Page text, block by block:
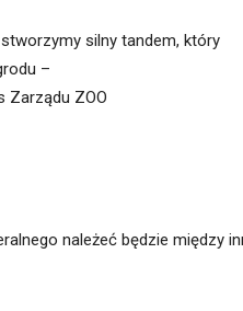
stworzymy silny tandem, który
–
Zarządu ZOO
należeć będzie między